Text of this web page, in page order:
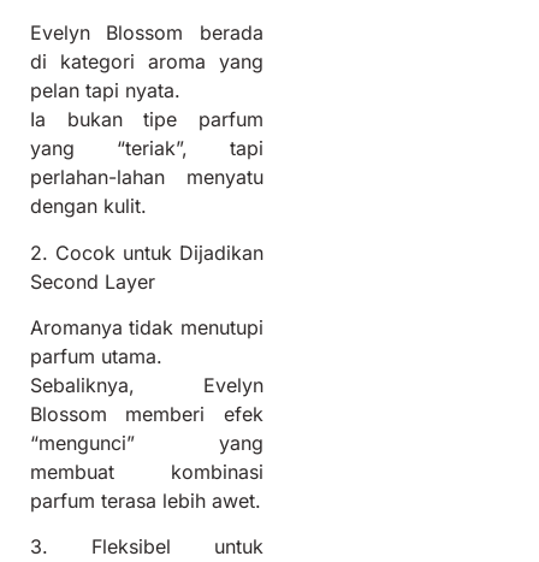
Evelyn Blossom berada
di kategori aroma yang
pelan tapi nyata.
Ia bukan tipe parfum
yang “teriak”, tapi
perlahan-lahan menyatu
dengan kulit.
2. Cocok untuk Dijadikan
Second Layer
Aromanya tidak menutupi
parfum utama.
Sebaliknya, Evelyn
Blossom memberi efek
“mengunci” yang
membuat kombinasi
parfum terasa lebih awet.
3. Fleksibel untuk